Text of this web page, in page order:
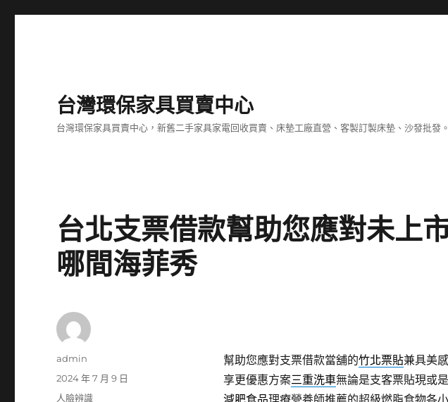
台灣環保家具買賣中心
台灣環保家具買賣中心，新舊二手家具家電回收買賣、床墊工廠直營、客製訂製床墊、沙發批
台北支票借款幫助您應對未上
哪間海菲秀
幫助您應對支票借款當舖的竹北票貼兼具美
享更優惠方案三重洗車無論是支客票貼現或
減肥食品理療營養師推薦的超級燃脂食物各
作
admin
發
佈
2024 年 7 月 9 日
分
人臉辨識